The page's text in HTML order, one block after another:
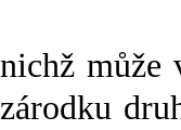
nichž může
zárodku